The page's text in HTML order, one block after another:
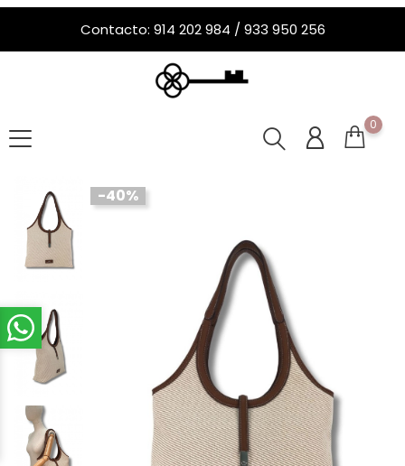
Contacto: 914 202 984 / 933 950 256
0
-40%